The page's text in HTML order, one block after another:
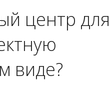
центр для
виде?